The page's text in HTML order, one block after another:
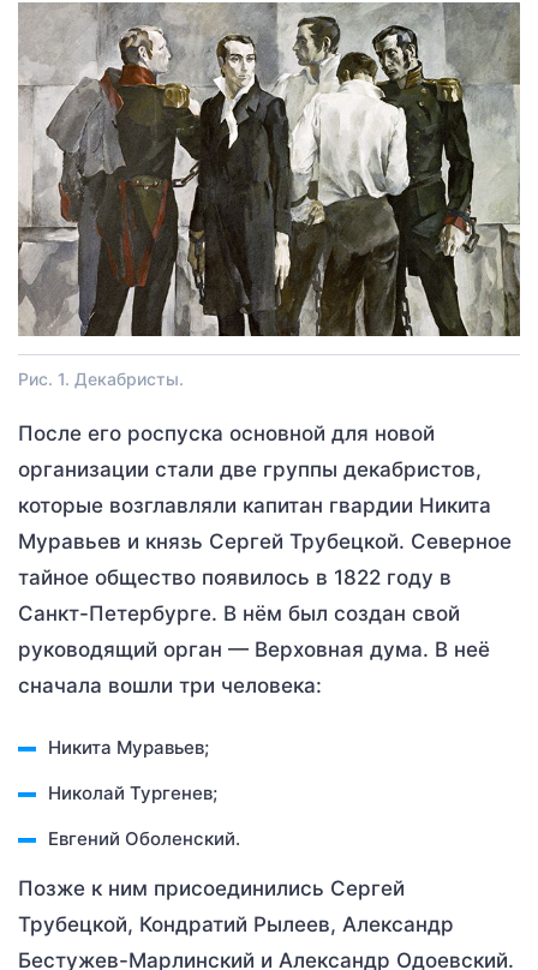
Рис. 1. Декабристы.
После его роспуска основной для новой
организации стали две группы декабристов,
которые возглавляли капитан гвардии Никита
Муравьев и князь Сергей Трубецкой. Северное
тайное общество появилось в 1822 году в
Санкт-Петербурге. В нём был создан свой
руководящий орган — Верховная дума. В неё
сначала вошли три человека:
Никита Муравьев;
Николай Тургенев;
Евгений Оболенский.
Позже к ним присоединились Сергей
Трубецкой, Кондратий Рылеев, Александр
Бестужев-Марлинский и Александр Одоевский.